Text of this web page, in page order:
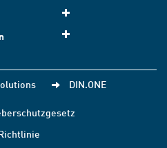
DIN.ONE